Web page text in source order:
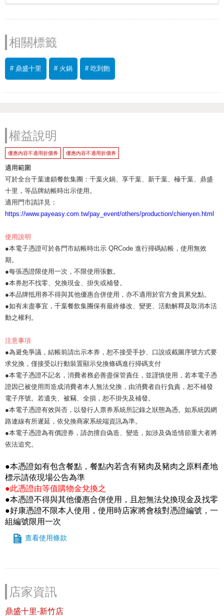
相關標籤
# 鼎盛十里 # 火鍋 # 吃到飽
權益說明
優惠內容不適用折價券 優惠內容不適用折價券
適用範圍
可於全台千葉連鎖餐飲集團：千葉火鍋、享千葉、新千葉、極千葉、鼎盛
十里，等品牌結帳時出示使用。
適用門市請詳見：
https://www.payeasy.com.tw/pay_event/others/production/chienyen.html
使用說明
●本電子憑證可於各門市結帳時出示 QRCode 進行掃碼結帳，使用無效
期。
●每張憑證限使用一次，不限使用張數。
●本券恕不找零、兌換現金、掛失或補發。
●本品牌抵用券不得與其他優惠合併使用，亦不適用於官方會員累兌點。
●如有未盡事宜，千葉餐飲集團保有最終修改、變更、活動解釋及取消本活
動之權利。
注意事項
●為避免爭議，結帳前請出示本券，恕不接受手抄、口說或截圖序號方式要
求兌換，僅接受以行動裝置顯示兌換條碼進行掃碼支付
●本電子憑證不記名，消費者務必善盡保管責任，並謹慎使用，若本電子憑
證因已被使用而造成消費者本人無法兌換，由消費者自行負責，恕不補發
電子序號。若遺失、被竊、全損，恕不掛失及補發。
●本電子憑證有效與否，以發行人票券系統所記錄之狀態為憑。如系統因網
路連線有所遲延，依兌換商家系統端資訊為準。
●本電子憑證為有價證券，請勿擅自偽造、變造，如涉及偽造情節重大者將
依法追究。
●本憑證如有包含餐點，餐點內若含有豬肉及豬肉之原料產地
標示請依現場公告為準
●此憑證由等值購物金兌換之
●本憑證不得與其他優惠合併使用，且恕無法兌換現金及找零
●好康憑證不限本人使用，使用時店家將會核對憑證編號，一
組編號限用一次
查看使用條款
店家資訊
鼎盛十里-新竹店